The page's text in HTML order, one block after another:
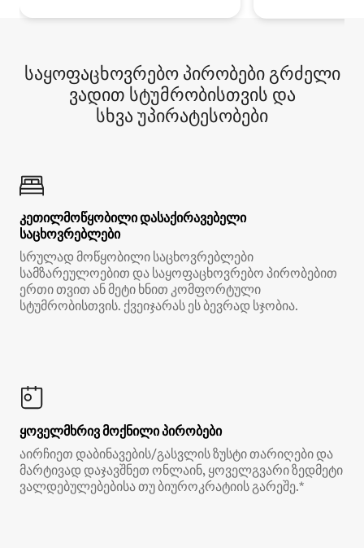
საყოფაცხოვრებო პირობები გრძელი
ვადით სტუმრობისთვის და
სხვა უპირატესობები
კეთილმოწყობილი დასაქირავებელი
საცხოვრებლები
სრულად მოწყობილი საცხოვრებლები
სამზარეულოებით და საყოფაცხოვრებო პირობებით
ერთი თვით ან მეტი ხნით კომფორტული
სტუმრობისთვის. ქვეიჯარას ეს ბევრად სჯობია.
ყოველმხრივ მოქნილი პირობები
აირჩიეთ დაბინავების/გასვლის ზუსტი თარიღები და
მარტივად დაჯავშნეთ ონლაინ, ყოველგვარი ზედმეტი
ვალდებულებებისა თუ ბიუროკრატიის გარეშე.*